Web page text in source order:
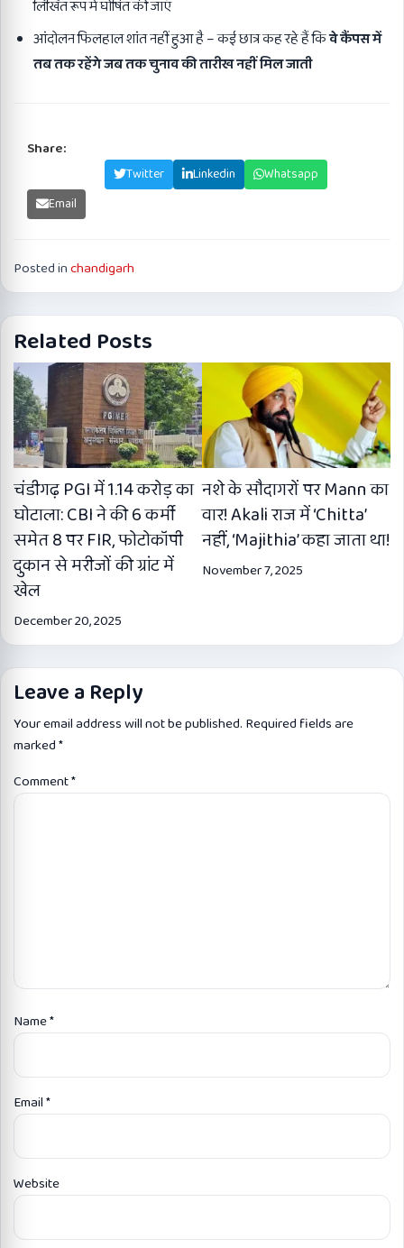
लिखित रूप में घोषित की जाएं
आंदोलन फिलहाल शांत नहीं हुआ है – कई छात्र कह रहे हैं किवे कैंपस में
तब तक रहेंगे जब तक चुनाव की तारीख नहीं मिल जाती
Share:
Twitter Linkedin
Whatsapp
Email
Posted inchandigarh
Related Posts
चंडीगढ़ PGI में 1.14 करोड़ का
घोटाला: CBI ने की 6 कर्मी
समेत 8 पर FIR, फोटोकॉपी
दुकान से मरीजों की ग्रांट में
खेल
December 20, 2025
नशे के सौदागरों पर Mann का
वार! Akali राज में ‘Chitta’
नहीं, ‘Majithia’ कहा जाता था!
November 7, 2025
Leave a Reply
Your email address will not be published. Required fields are
marked*
Comment*
Name*
Email*
Website